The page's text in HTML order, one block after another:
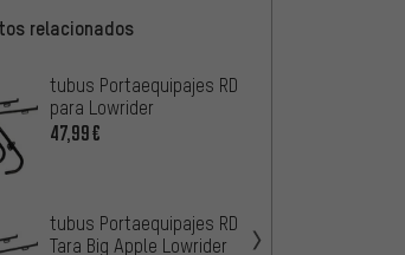
relacionados
tubus Portaequipajes RD
para Lowrider
47,99€
tubus Portaequipajes RD
Tara Big Apple Lowrider